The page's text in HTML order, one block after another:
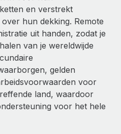
voor
IT-middelen
op
bouwt open source,
van het...
tussen
voor zzp- en payroll-
en verstrekt
hun dekking. Remote
uit handen, zodat je
van je wereldwijde
gelden
voor
land, waardoor
voor het hele